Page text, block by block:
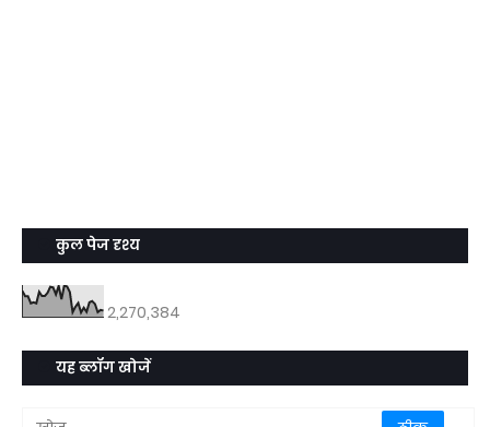
कुल पेज दृश्य
2,270,384
यह ब्लॉग खोजें